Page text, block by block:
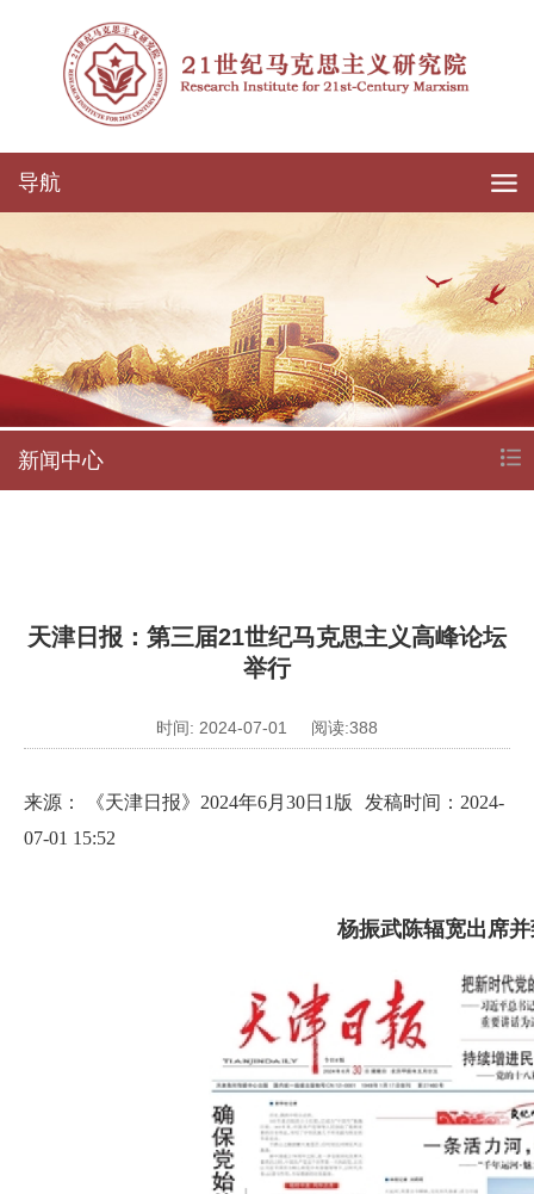
导航
新闻中心
天津日报：第三届21世纪马克思主义高峰论坛
举行
时间: 2024-07-01 阅读:388
来源： 《天津日报》2024年6月30日1版
发稿时间：2024-
07-01 15:52
杨振武陈辐宽出席